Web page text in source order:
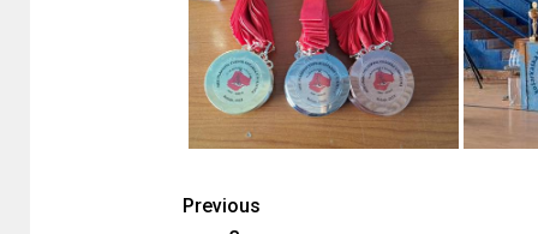
Previous